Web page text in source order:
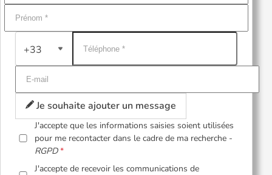
+33
Je souhaite ajouter un message
J'accepte que les informations saisies soient utilisées
pour me recontacter dans le cadre de ma recherche -
RGPD
J'accepte de recevoir les communications de